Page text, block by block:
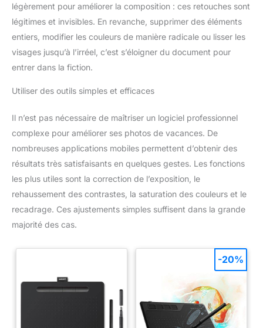
légèrement pour améliorer la composition : ces retouches sont
légitimes et invisibles. En revanche, supprimer des éléments
entiers, modifier les couleurs de manière radicale ou lisser les
visages jusqu’à l’irréel, c’est s’éloigner du document pour
entrer dans la fiction.
Utiliser des outils simples et efficaces
Il n’est pas nécessaire de maîtriser un logiciel professionnel
complexe pour améliorer ses photos de vacances. De
nombreuses applications mobiles permettent d’obtenir des
résultats très satisfaisants en quelques gestes. Les fonctions
les plus utiles sont la correction de l’exposition, le
rehaussement des contrastes, la saturation des couleurs et le
recadrage. Ces ajustements simples suffisent dans la grande
majorité des cas.
-20%